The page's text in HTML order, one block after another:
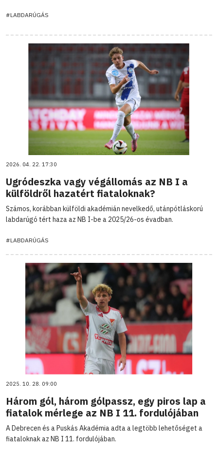
#LABDARÚGÁS
2026. 04. 22. 17:30
Ugródeszka vagy végállomás az NB I a
külföldről hazatért fiataloknak?
Számos, korábban külföldi akadémián nevelkedő, utánpótláskorú
labdarúgó tért haza az NB I-be a 2025/26-os évadban.
#LABDARÚGÁS
2025. 10. 28. 09:00
Három gól, három gólpassz, egy piros lap a
fiatalok mérlege az NB I 11. fordulójában
A Debrecen és a Puskás Akadémia adta a legtöbb lehetőséget a
fiataloknak az NB I 11. fordulójában.